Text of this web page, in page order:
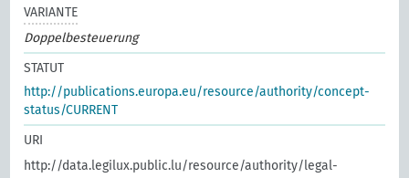
VARIANTE
Doppelbesteuerung
STATUT
http://publications.europa.eu/resource/authority/concept-
status/CURRENT
URI
http://data.legilux.public.lu/resource/authority/legal-